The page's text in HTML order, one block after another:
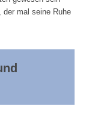
mal seine Ruhe